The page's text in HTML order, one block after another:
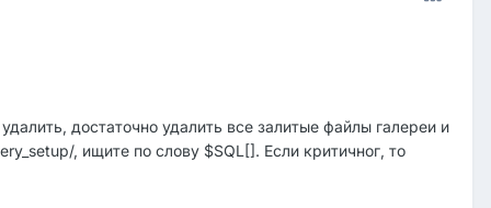
достаточно удалить все залитые файлы галереи и
, ищите по слову $SQL[]. Если критичног, то